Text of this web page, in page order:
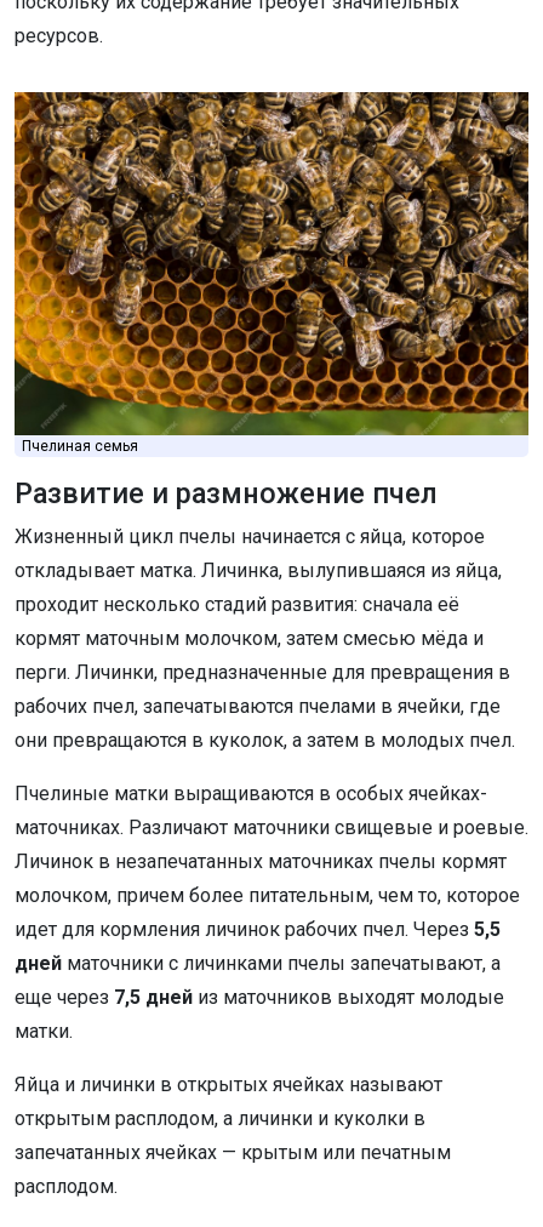
ресурсов.
Пчелиная семья
Развитие и размножение пчел
Жизненный цикл пчелы начинается с яйца, которое
откладывает матка. Личинка, вылупившаяся из яйца,
проходит несколько стадий развития: сначала её
кормят маточным молочком, затем смесью мёда и
перги. Личинки, предназначенные для превращения в
рабочих пчел, запечатываются пчелами в ячейки, где
они превращаются в куколок, а затем в молодых пчел.
Пчелиные матки выращиваются в особых ячейках-
маточниках. Различают маточники свищевые и роевые.
Личинок в незапечатанных маточниках пчелы кормят
молочком, причем более питательным, чем то, которое
идет для кормления личинок рабочих пчел. Через 5,5
дней маточники с личинками пчелы запечатывают, а
еще через 7,5 дней из маточников выходят молодые
матки.
Яйца и личинки в открытых ячейках называют
открытым расплодом, а личинки и куколки в
запечатанных ячейках — крытым или печатным
расплодом.